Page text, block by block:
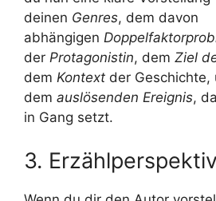
deinen Genres, dem davon
abhängigen
der Protagonistin, dem Ziel
dem Kontext der Geschichte,
dem auslösenden Ereignis,
in Gang setzt.
3.